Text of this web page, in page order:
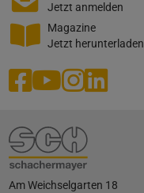
Jetzt anmelden
Magazine
Jetzt herunterladen
Am Weichselgarten 18